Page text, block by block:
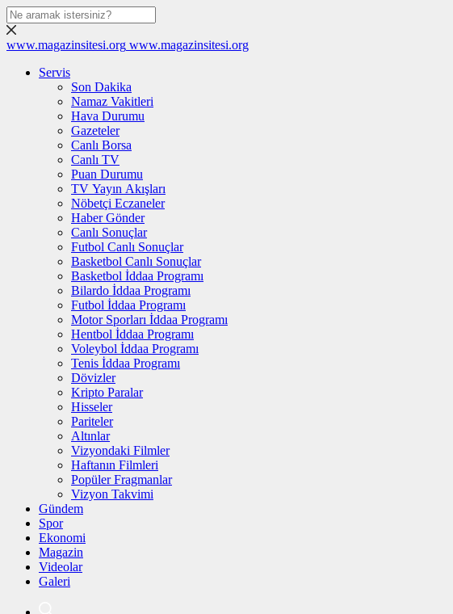
www.magazinsitesi.org www.magazinsitesi.org
Servis
Son Dakika
Namaz Vakitleri
Hava Durumu
Gazeteler
Canlı Borsa
Canlı TV
Puan Durumu
TV Yayın Akışları
Nöbetçi Eczaneler
Haber Gönder
Canlı Sonuçlar
Futbol Canlı Sonuçlar
Basketbol Canlı Sonuçlar
Basketbol İddaa Programı
Bilardo İddaa Programı
Futbol İddaa Programı
Motor Sporları İddaa Programı
Hentbol İddaa Programı
Voleybol İddaa Programı
Tenis İddaa Programı
Dövizler
Kripto Paralar
Hisseler
Pariteler
Altınlar
Vizyondaki Filmler
Haftanın Filmleri
Popüler Fragmanlar
Vizyon Takvimi
Gündem
Spor
Ekonomi
Magazin
Videolar
Galeri